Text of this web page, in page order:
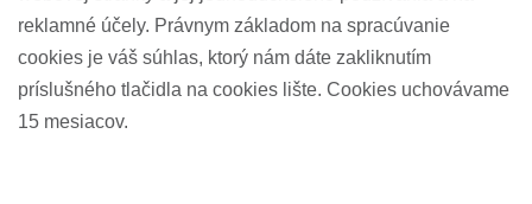
reklamné účely. Právnym základom na spracúvanie
cookies je váš súhlas, ktorý nám dáte zakliknutím
príslušného tlačidla na cookies lište. Cookies uchovávame
15 mesiacov.